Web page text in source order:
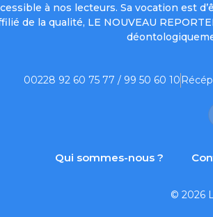
à nos lecteurs. Sa vocation est
de la qualité, LE NOUVEAU
00228 92 60 75 77 / 99 50 60 10
Qui sommes-nous ?
© 2026